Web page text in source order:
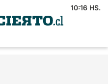
10:16 HS.